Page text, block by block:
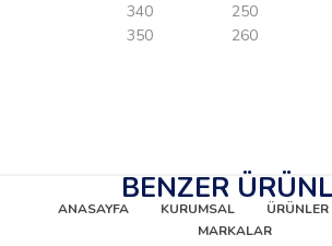
340
250
350
260
BENZER
ANASAYFA KURUMSAL ÜRÜNLER
MARKALAR